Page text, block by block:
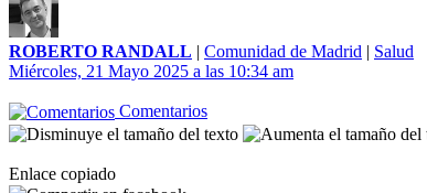
ROBERTO RANDALL | Comunidad de Madrid | Salud
Miércoles, 21 Mayo 2025 a las 10:34 am
Comentarios
Enlace copiado